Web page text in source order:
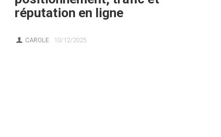
réputation en ligne
CAROLE 10/12/2025